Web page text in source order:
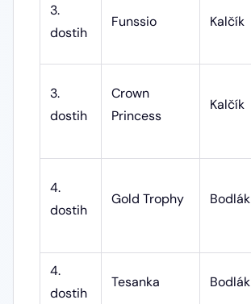
3.
dostih
Funssio Kalčík
3.
dostih
Crown
Princess
Kalčík
4.
dostih
Gold Trophy Bodlák
4.
dostih
Tesanka Bodlák